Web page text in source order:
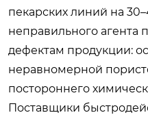
пекарских линий на
неправильного агента
дефектам продукции:
неравномерной
постороннего
Поставщики